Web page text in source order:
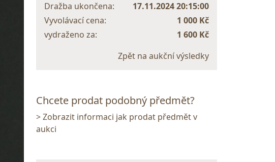
Dražba ukončena:
17.11.2024 20:15:00
Vyvolávací cena:
1 000 Kč
vydraženo za:
1 600 Kč
Zpět na aukční výsledky
Chcete prodat podobný předmět?
> Zobrazit informaci jak prodat předmět v
aukci